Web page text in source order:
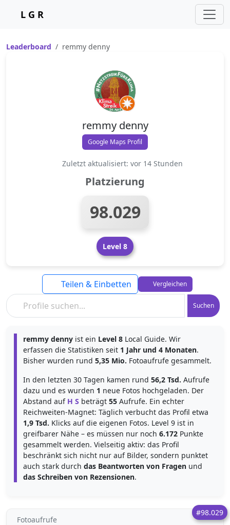
L G R
Leaderboard remmy denny
remmy denny
Google Maps Profil
Zuletzt aktualisiert: vor 14 Stunden
Platzierung
98.029
Level 8
Suchen
Teilen & Einbetten Vergleichen
remmy denny ist ein Level 8 Local Guide. Wir
erfassen die Statistiken seit 1 Jahr und 4 Monaten.
Bisher wurden rund 5,35 Mio. Fotoaufrufe gesammelt.
In den letzten 30 Tagen kamen rund 56,2 Tsd. Aufrufe
dazu und es wurden 1 neue Fotos hochgeladen. Der
Abstand auf H S beträgt 55 Aufrufe. Ein echter
Reichweiten-Magnet: Täglich verbucht das Profil etwa
1,9 Tsd. Klicks auf die eigenen Fotos. Level 9 ist in
greifbarer Nähe – es müssen nur noch 6.172 Punkte
gesammelt werden. Vielseitig aktiv: das Profil
beschränkt sich nicht nur auf Bilder, sondern punktet
auch stark durch das Beantworten von Fragen und
das Schreiben von Rezensionen.
#98.029
Fotoaufrufe